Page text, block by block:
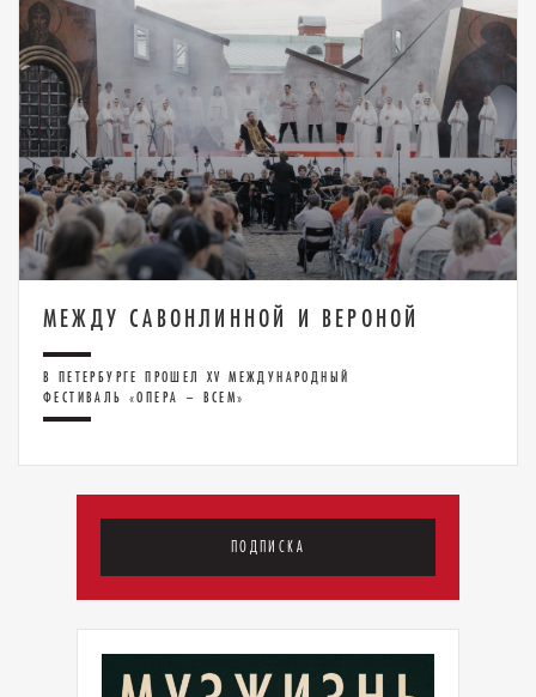
МЕЖДУ САВОНЛИННОЙ И ВЕРОНОЙ
В ПЕТЕРБУРГЕ ПРОШЕЛ XV МЕЖДУНАРОДНЫЙ
ФЕСТИВАЛЬ «ОПЕРА – ВСЕМ»
ПОДПИСКА